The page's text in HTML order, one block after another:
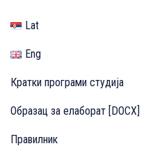
Lat
Eng
Кратки програми студија
Образац за елаборат [DOCX]
Правилник